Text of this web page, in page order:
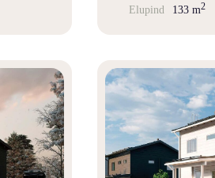
Elupind 133 m2